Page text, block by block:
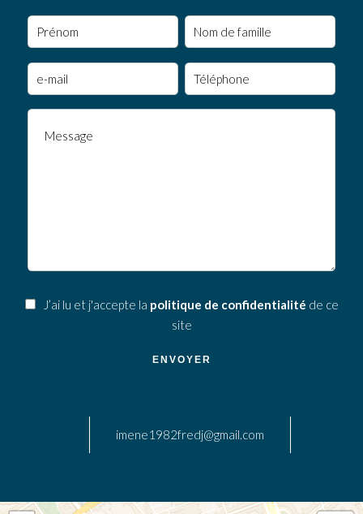
J’ai lu et j'accepte la politique de confidentialité de ce
site
ENVOYER
imene1982fredj@gmail.com